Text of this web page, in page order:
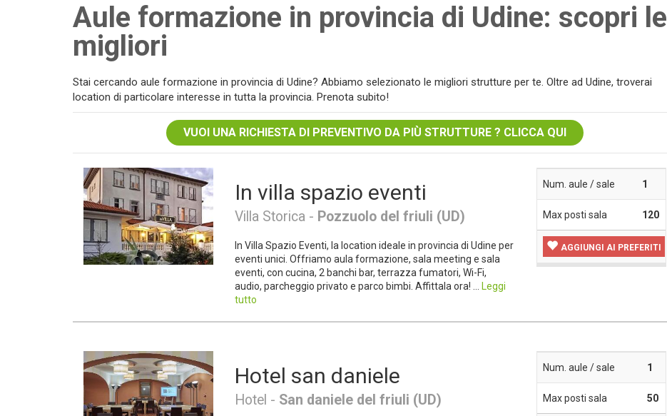
Aule formazione in provincia di Udine: scopri le
migliori
Stai cercando aule formazione in provincia di Udine? Abbiamo selezionato le migliori strutture per te. Oltre ad Udine, troverai
location di particolare interesse in tutta la provincia. Prenota subito!
VUOI UNA RICHIESTA DI PREVENTIVO DA PIÙ STRUTTURE ? CLICCA QUI
In villa spazio eventi
Villa Storica - Pozzuolo del friuli (UD)
In Villa Spazio Eventi, la location ideale in provincia di Udine per
eventi unici. Offriamo aula formazione, sala meeting e sala
eventi, con cucina, 2 banchi bar, terrazza fumatori, Wi-Fi,
audio, parcheggio privato e parco bimbi. Affittala ora! ...
Leggi
tutto
Num. aule / sale 1
Max posti sala 120
AGGIUNGI AI PREFERITI
Hotel san daniele
Hotel - San daniele del friuli (UD)
Num. aule / sale 1
Max posti sala 50